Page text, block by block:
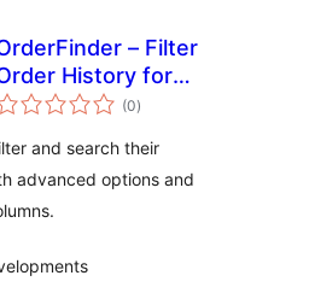
– Filter
History for
(0notes
en
)
and search their
advanced options and